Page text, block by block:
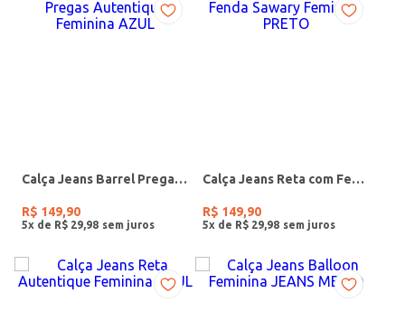
Calça Jeans Barrel Pregas Autentique Feminina AZUL
R$ 149,90
5x de R$ 29 98
Calça Jeans Reta com Fenda Sawary Feminina PRETO
R$ 149,90
5x de R$ 29 98